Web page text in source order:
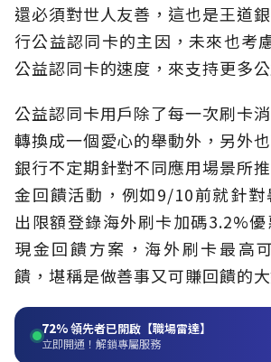
還必須對世人友善，這也是王道
行公益認同卡的主因，未來也考
公益認同卡的速度，來支持更多公
公益認同卡用戶除了每一次刷卡
轉換成一個愛心的舉動外，另外
銀行不定期針對不同應用場景所
金回饋活動，例如9/10前就針對
出限額登錄海外刷卡加碼3.2%
現金回饋方案，海外刷卡最高
饋，堪稱是做善事又可賺回饋的大
72%領先者已開啟【職場雷達】
立即開通！解鎖專屬服務